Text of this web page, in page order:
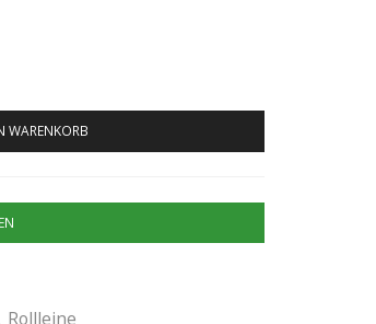
WARENKORB
Rollleine